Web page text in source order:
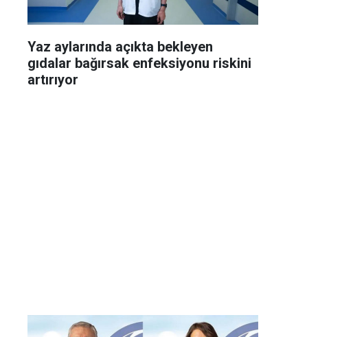
Yaz aylarında açıkta bekleyen
gıdalar bağırsak enfeksiyonu riskini
artırıyor